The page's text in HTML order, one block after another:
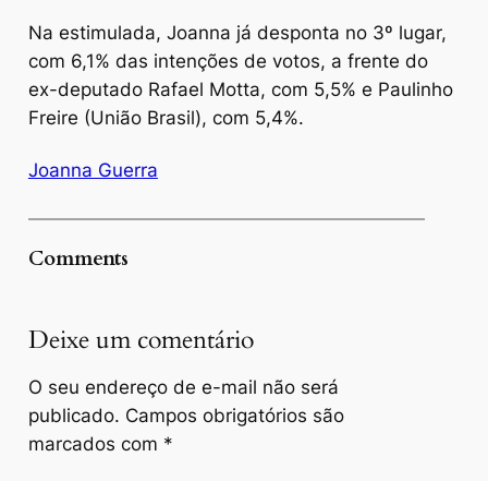
Na estimulada, Joanna já desponta no 3º lugar,
com 6,1% das intenções de votos, a frente do
ex-deputado Rafael Motta, com 5,5% e Paulinho
Freire (União Brasil), com 5,4%.
Joanna Guerra
Comments
Deixe um comentário
O seu endereço de e-mail não será
publicado. Campos obrigatórios são
marcados com *